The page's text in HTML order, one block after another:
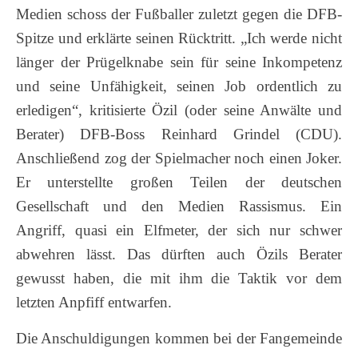
Medien schoss der Fußballer zuletzt gegen die DFB-
Spitze und erklärte seinen Rücktritt. „Ich werde nicht
länger der Prügelknabe sein für seine Inkompetenz
und seine Unfähigkeit, seinen Job ordentlich zu
erledigen“, kritisierte Özil (oder seine Anwälte und
Berater) DFB-Boss Reinhard Grindel (CDU).
Anschließend zog der Spielmacher noch einen Joker.
Er unterstellte großen Teilen der deutschen
Gesellschaft und den Medien Rassismus. Ein
Angriff, quasi ein Elfmeter, der sich nur schwer
abwehren lässt. Das dürften auch Özils Berater
gewusst haben, die mit ihm die Taktik vor dem
letzten Anpfiff entwarfen.
Die Anschuldigungen kommen bei der Fangemeinde